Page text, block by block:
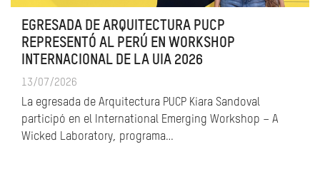
EGRESADA DE ARQUITECTURA PUCP
REPRESENTÓ AL PERÚ EN WORKSHOP
INTERNACIONAL DE LA UIA 2026
13/07/2026
La egresada de Arquitectura PUCP Kiara Sandoval
participó en el International Emerging Workshop – A
Wicked Laboratory, programa…